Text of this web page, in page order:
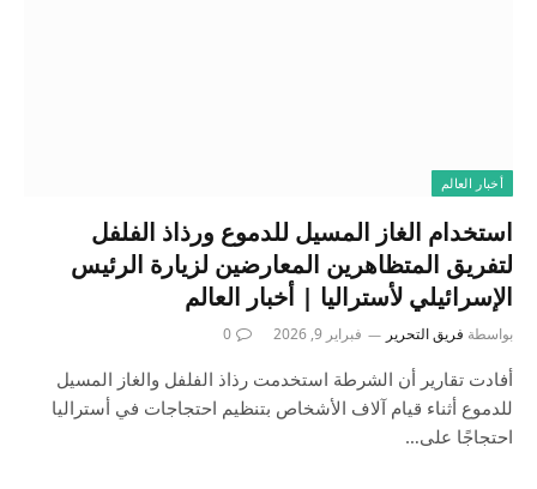
أخبار العالم
استخدام الغاز المسيل للدموع ورذاذ الفلفل
لتفريق المتظاهرين المعارضين لزيارة الرئيس
الإسرائيلي لأستراليا | أخبار العالم
بواسطة فريق التحرير فبراير 9, 2026 0
أفادت تقارير أن الشرطة استخدمت رذاذ الفلفل والغاز المسيل
للدموع أثناء قيام آلاف الأشخاص بتنظيم احتجاجات في أستراليا
احتجاجًا على…